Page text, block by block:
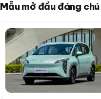
Mẫu mở đầu đáng